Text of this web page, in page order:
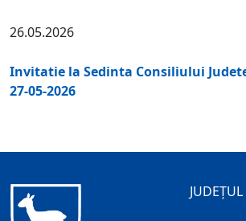
26.05.2026
Invitatie la Sedinta Consiliului
27-05-2026